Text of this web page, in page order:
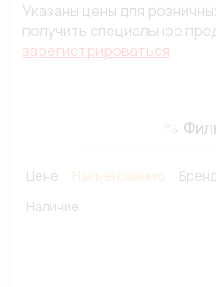
Указаны цены для
получить специальное
зарегистрироваться
Цене Наименованию
Наличие